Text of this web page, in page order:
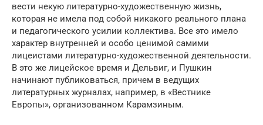
вести некую литературно-художественную жизнь,
которая не имела под собой никакого реального плана
и педагогического усилии коллектива. Все это имело
характер внутренней и особо ценимой самими
лицеистами литературно-художественной деятельности.
В это же лицейское время и Дельвиг, и Пушкин
начинают публиковаться, причем в ведущих
литературных журналах, например, в «Вестнике
Европы», организованном Карамзиным.